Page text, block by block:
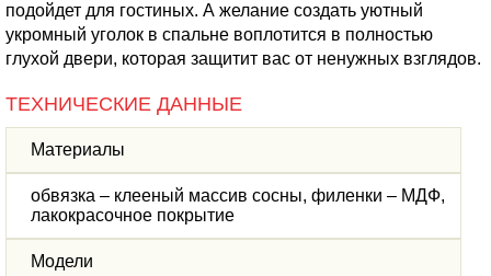
подойдет для гостиных. А желание создать уютный
укромный уголок в спальне воплотится в полностью
глухой двери, которая защитит вас от ненужных взглядов.
ТЕХНИЧЕСКИЕ ДАННЫЕ
Материалы
обвязка – клееный массив сосны, филенки – МДФ,
лакокрасочное покрытие
Модели